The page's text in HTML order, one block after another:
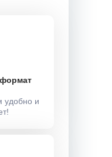
удобно и